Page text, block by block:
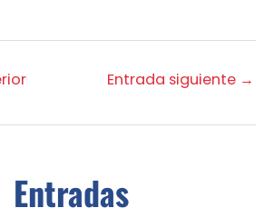
Entrada siguiente →
Entradas